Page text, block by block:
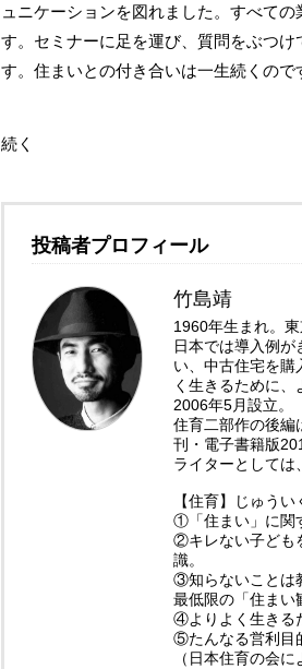
ュニケーションを図れました。すべて
す。セミナーに足を運び、質問をぶつ
す。住まいとの付き合いは一生続くので
続く
投稿者プロフィール
竹島靖
1960年生まれ。
日本では導入例
い、中古住宅を購
く生きるために、
2006年5月設立。
住育二部作の後編
刊・電子書籍版
ライターとしては
【住育】じゅうい
①「住まい」に関
②キレない子ども
識。
③知らないことは
最低限の「住まい
④よりよく生きる
⑤たんなる営利目
（日本住育の会